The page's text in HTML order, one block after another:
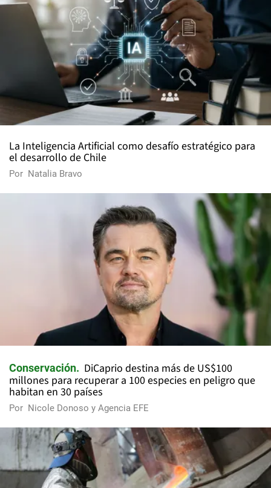
La Inteligencia Artificial como desafío estratégico para
el desarrollo de Chile
Por Natalia Bravo
Conservación
DiCaprio destina más de US$100
millones para recuperar a 100 especies en peligro que
habitan en 30 países
Por Nicole Donoso y Agencia EFE